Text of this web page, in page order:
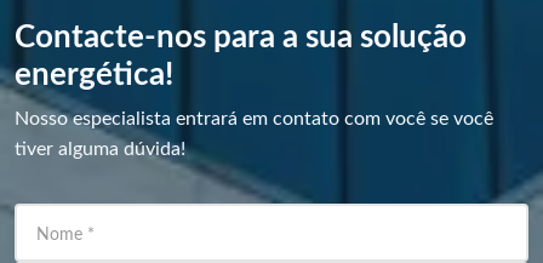
Contacte-nos para a sua solução
energética!
Nosso especialista entrará em contato com você se você
tiver alguma dúvida!
Nome *